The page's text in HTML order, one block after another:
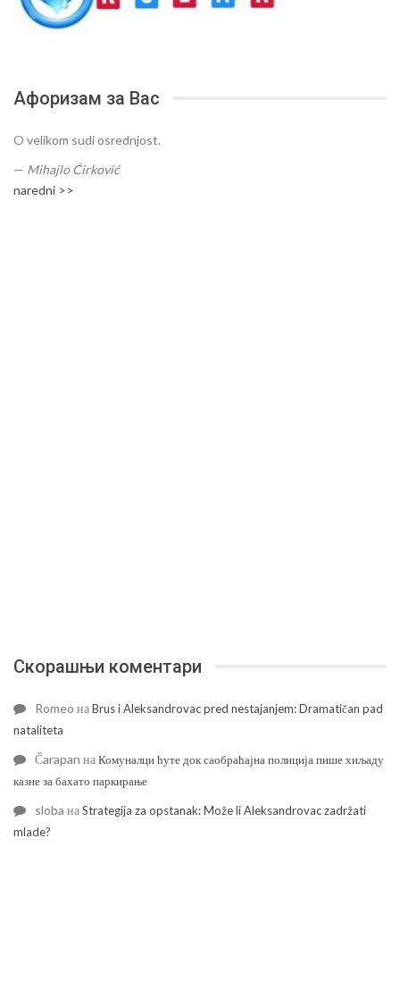
Афоризам за Вас
O velikom sudi osrednjost.
— Mihajlo Ćirković
naredni >>
Скорашњи коментари
Romeo наBrus i Aleksandrovac pred nestajanjem: Dramatičan pad
nataliteta
Čarapan наКомуналци ћуте док саобраћајна полиција пише хиљаду
казне за бахато паркирање
sloba наStrategija za opstanak: Može li Aleksandrovac zadržati
mlade?